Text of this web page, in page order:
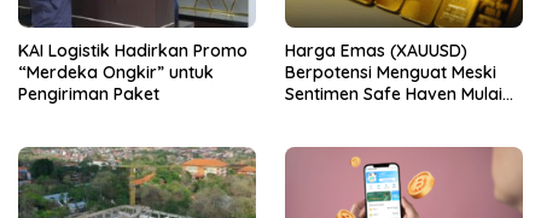
KAI Logistik Hadirkan Promo
“Merdeka Ongkir” untuk
Pengiriman Paket
Harga Emas (XAUUSD)
Berpotensi Menguat Meski
Sentimen Safe Haven Mulai